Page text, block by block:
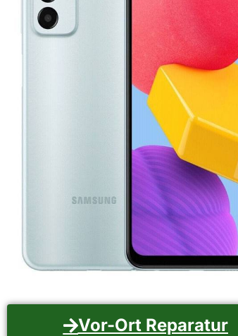
Vor-Ort Reparatur